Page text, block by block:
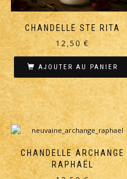
CHANDELLE STE RITA
12,50€
AJOUTER AU PANIER
CHANDELLE ARCHANGE
RAPHAËL